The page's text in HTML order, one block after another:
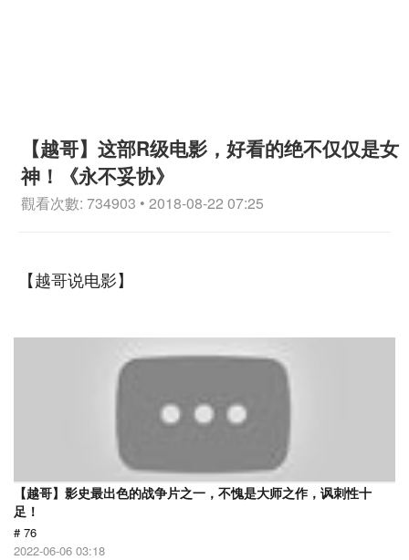
【越哥】这部R级电影，好看的绝不仅仅是女
神！《永不妥协》
觀看次數: 734903 • 2018-08-22 07:25
【越哥说电影】
【越哥】影史最出色的战争片之一，不愧是大师之作，讽刺性十
足！
# 76
2022-06-06 03:18